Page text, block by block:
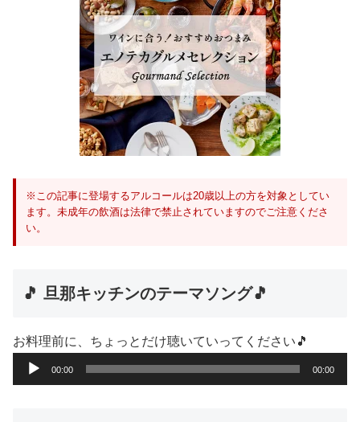
※この記事に登場するアルコールは20歳以上の方を対象としてい
ます。未成年の飲酒は法律で禁止されていますのでご注意くださ
い。
🎵 旦那キッチンのテーマソング🎵
お料理前に、ちょっとだけ聴いていってください🎵
声
00:00 00:00